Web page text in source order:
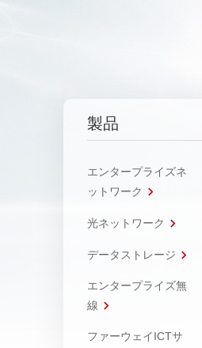
製品
エンタープライズネ
ットワーク
光ネットワーク
データストレージ
エンタープライズ無
線
ファーウェイICTサ